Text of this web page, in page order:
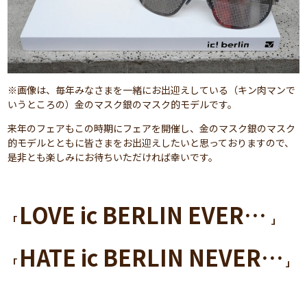
※画像は、毎年みなさまを一緒にお出迎えしている（キン肉マンで
いうところの）金のマスク銀のマスク的モデルです。
来年のフェアもこの時期にフェアを開催し、金のマスク銀のマスク
的モデルとともに皆さまをお出迎えしたいと思っておりますので、
是非とも楽しみにお待ちいただければ幸いです。
「 LOVE ic BERLIN EVER…」
「 HATE ic BERLIN NEVER… 」